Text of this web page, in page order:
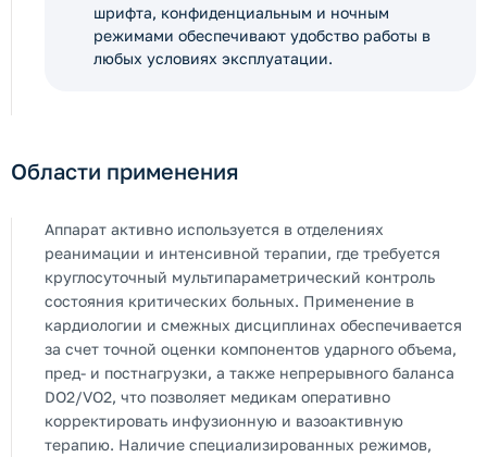
шрифта, конфиденциальным и ночным
режимами обеспечивают удобство работы в
любых условиях эксплуатации.
Области применения
Аппарат активно используется в отделениях
реанимации и интенсивной терапии, где требуется
круглосуточный мультипараметрический контроль
состояния критических больных. Применение в
кардиологии и смежных дисциплинах обеспечивается
за счет точной оценки компонентов ударного объема,
пред- и постнагрузки, а также непрерывного баланса
DO2/VO2, что позволяет медикам оперативно
корректировать инфузионную и вазоактивную
терапию. Наличие специализированных режимов,